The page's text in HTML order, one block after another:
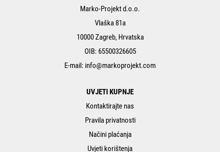
Marko-Projekt d.o.o.
Vlaška 81a
10000 Zagreb, Hrvatska
OIB: 65500326605
E-mail: info@markoprojekt.com
UVJETI KUPNJE
Kontaktirajte nas
Pravila privatnosti
Načini plaćanja
Uvjeti korištenja